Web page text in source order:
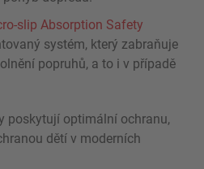
slip Absorption Safety
systém, který zabraňuje
popruhů, a to i v případě
poskytují optimální ochranu,
dětí v moderních